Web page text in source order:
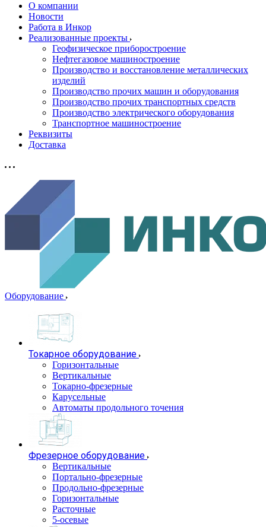
О компании
Новости
Работа в Инкор
Реализованные проекты
Геофизическое приборостроение
Нефтегазовое машиностроение
Производство и восстановление металлических
изделий
Производство прочих машин и оборудования
Производство прочих транспортных средств
Производство электрического оборудования
Транспортное машиностроение
Реквизиты
Доставка
Оборудование
Токарное оборудование
Горизонтальные
Вертикальные
Токарно-фрезерные
Карусельные
Автоматы продольного точения
Фрезерное оборудование
Вертикальные
Портально-фрезерные
Продольно-фрезерные
Горизонтальные
Расточные
5-осевые